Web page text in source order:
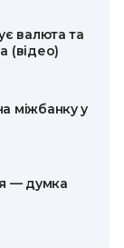
валюта та
(відео)
міжбанку у
— думка